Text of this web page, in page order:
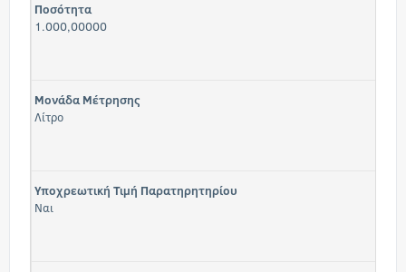
Ποσότητα
1.000,00000
Μονάδα Μέτρησης
Λίτρο
Υποχρεωτική Τιμή Παρατηρητηρίου
Ναι